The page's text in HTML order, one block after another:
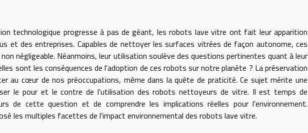
technologique progresse à pas de géant, les robots lave vitre ont fait leur apparition
et des entreprises. Capables de nettoyer les surfaces vitrées de façon autonome, ces
négligeable. Néanmoins, leur utilisation soulève des questions pertinentes quant à leur
sont les conséquences de l'adoption de ces robots sur notre planète ? La préservation
au cœur de nos préoccupations, même dans la quête de praticité. Ce sujet mérite une
le pour et le contre de l'utilisation des robots nettoyeurs de vitre. Il est temps de
de cette question et de comprendre les implications réelles pour l'environnement.
les multiples facettes de l'impact environnemental des robots lave vitre.